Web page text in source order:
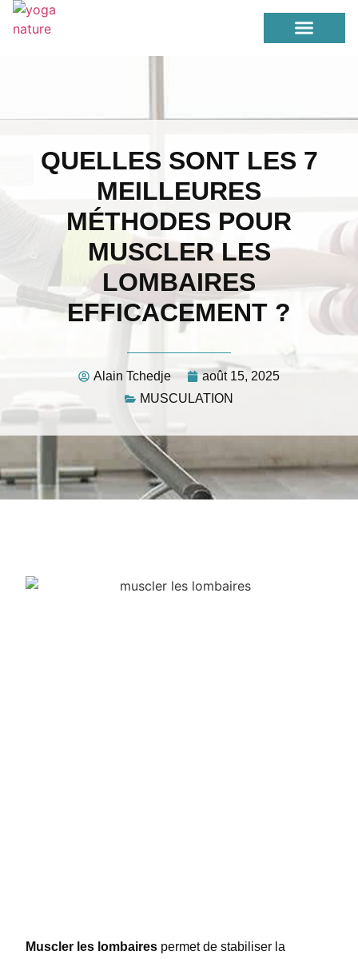
QUELLES SONT LES 7
MEILLEURES
MÉTHODES POUR
MUSCLER LES
LOMBAIRES
EFFICACEMENT ?
Alain Tchedje
août 15, 2025
MUSCULATION
Muscler les lombaires permet de stabiliser la